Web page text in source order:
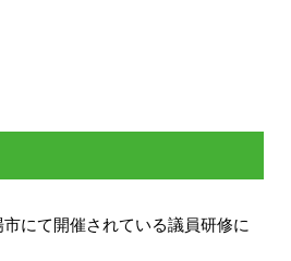
にて開催されている議員研修に